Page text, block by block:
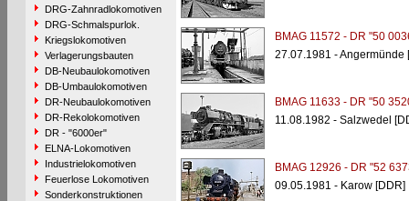
DRG-Zahnradlokomotiven
DRG-Schmalspurlok.
Kriegslokomotiven
Verlagerungsbauten
DB-Neubaulokomotiven
DB-Umbaulokomotiven
DR-Neubaulokomotiven
DR-Rekolokomotiven
DR - "6000er"
ELNA-Lokomotiven
Industrielokomotiven
Feuerlose Lokomotiven
Sonderkonstruktionen
BMAG 11572 - DR "50
27.07.1981 - Angermünde
BMAG 11633 - DR "50
11.08.1982 - Salzwedel
BMAG 12926 - DR "52
09.05.1981 - Karow [DDR]